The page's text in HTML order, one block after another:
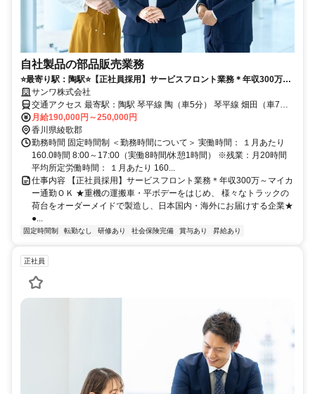
自社製品の部品販売業務
⭐️最寄り駅：陶駅⭐️【正社員採用】サービスフロント業務＊年収300万～
マイカー通勤ＯＫ
サンワ株式会社
交通アクセス 最寄駅：陶駅 琴平線 陶（車5分） 琴平線 畑田（車7
分） ＜車通勤OKです／当面の間転勤なし＞
月給190,000円～250,000円
香川県綾歌郡
勤務時間 固定時間制 ＜勤務時間について＞ 実働時間： １月あたり
160.0時間 8:00～17:00（実働8時間/休憩1時間） ※残業：月20時間
平均所定労働時間： １月あたり 160...
仕事内容 【正社員採用】サービスフロント業務＊年収300万～マイカ
ー通勤ＯＫ ★重機の運搬車・平ボデーをはじめ、 様々なトラックの
荷台をオーダーメイドで製造し、日本国内・海外にお届けする企業★
●...
固定時間制 転勤なし 研修あり 社会保険完備 賞与あり 昇給あり
正社員